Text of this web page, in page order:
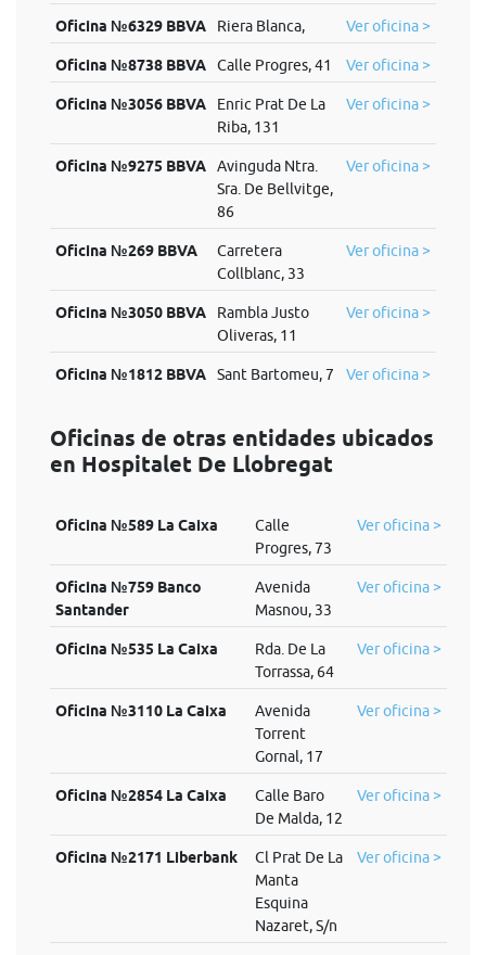
Oficina №6329 BBVA Riera Blanca, Ver oficina >
Oficina №8738 BBVA Calle Progres, 41 Ver oficina >
Oficina №3056 BBVA
Enric Prat De La
Riba, 131
Ver oficina >
Oficina №9275 BBVA
Avinguda Ntra.
Sra. De Bellvitge,
86
Ver oficina >
Oficina №269 BBVA
Carretera
Collblanc, 33
Ver oficina >
Oficina №3050 BBVA
Rambla Justo
Oliveras, 11
Ver oficina >
Oficina №1812 BBVA Sant Bartomeu, 7 Ver oficina >
Oficinas de otras entidades ubicados
en Hospitalet De Llobregat
Oficina №589 La Caixa
Calle
Progres, 73
Ver oficina >
Oficina №759 Banco
Santander
Avenida
Masnou, 33
Ver oficina >
Oficina №535 La Caixa
Rda. De La
Torrassa, 64
Ver oficina >
Oficina №3110 La Caixa
Avenida
Torrent
Gornal, 17
Ver oficina >
Oficina №2854 La Caixa
Calle Baro
De Malda, 12
Ver oficina >
Oficina №2171 Liberbank
Cl Prat De La
Manta
Esquina
Nazaret, S/n
Ver oficina >